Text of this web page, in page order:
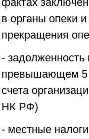
в органы опеки
прекращения
-
превышающем 5
счета
НК РФ)
- местные